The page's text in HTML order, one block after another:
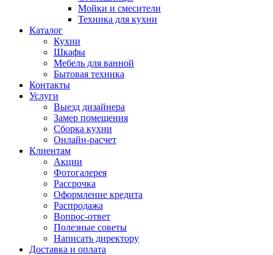
Мойки и смесители
Техника для кухни
Каталог
Кухни
Шкафы
Мебель для ванной
Бытовая техника
Контакты
Услуги
Выезд дизайнера
Замер помещения
Сборка кухни
Онлайн-расчет
Клиентам
Акции
Фотогалерея
Рассрочка
Оформление кредита
Распродажа
Вопрос-ответ
Полезные советы
Написать директору
Доставка и оплата